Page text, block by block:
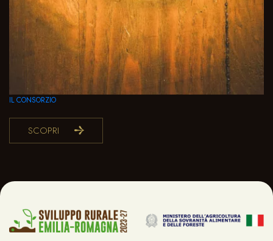
IL CONSORZIO
SCOPRI